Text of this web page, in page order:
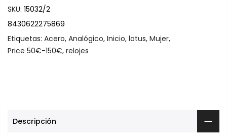
SKU: 15032/2
8430622275869
Etiquetas: Acero, Analógico, Inicio, lotus, Mujer,
Price 50€-150€, relojes
Descripción